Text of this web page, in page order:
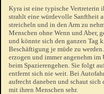
Kyra ist eine typische Vertreterin
strahlt eine würdevolle Sanftheit
streicheln und in den Arm zu
Menschen ohne Wenn und Aber,
und könnte sich den ganzen Tag
Beschäftigung je müde zu
erzogen und immer angenehm im
beim Spazierengehen. Sie folgt
entfernt sich nie weit. Bei
aufrecht daneben und schaut
mit ihren Menschen sehr.